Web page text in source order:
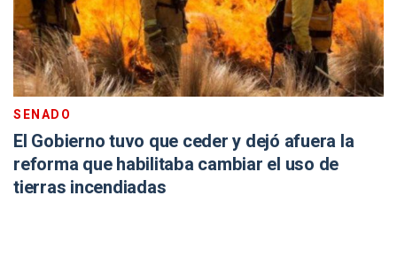
SENADO
El Gobierno tuvo que ceder y dejó afuera la
reforma que habilitaba cambiar el uso de
tierras incendiadas